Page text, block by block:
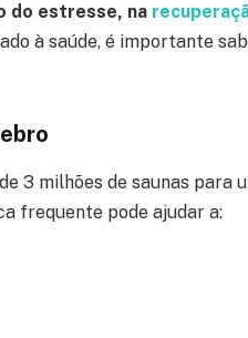
do estresse, na
à saúde, é importante
3 milhões de saunas para
frequente pode ajudar a: